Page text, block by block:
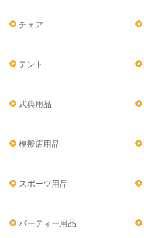
チェア
テント
式典用品
模擬店用品
スポーツ用品
パーティー用品